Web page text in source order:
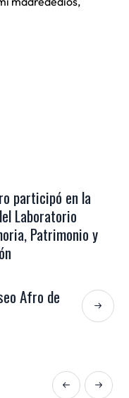
participó en la
Laboratorio
Patrimonio y
Afro de